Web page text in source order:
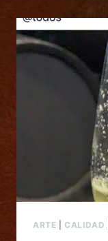
ARTE CALIDAD